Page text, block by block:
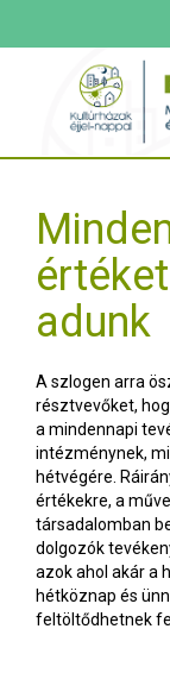
értéket
adunk
A szlogen arra
résztvevőket,
a mindennapi
intézménynek,
hétvégére.
értékekre, a
társadalomban
dolgozók
azok ahol akár a
hétköznap és
feltöltődhetnek